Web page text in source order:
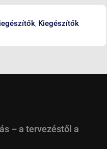
, Kiegészítők
– a tervezéstől a